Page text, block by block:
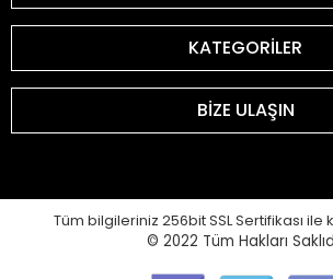
KATEGORİLER
BİZE ULAŞIN
Tüm bilgileriniz 256bit SSL Sertifikası ile
© 2022 Tüm Hakları